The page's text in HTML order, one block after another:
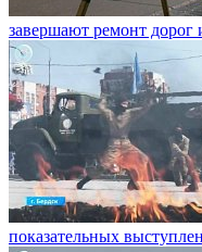
завершают ремонт дорог
показательных